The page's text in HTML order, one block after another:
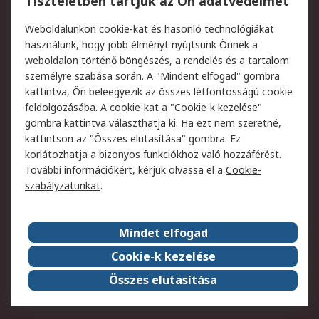
Termékvisszaküldés
Szolgáltatások
Jogi
Adatvédelmi
szabályzat
Az RS értékesítési
feltételei
Cookie szabályzat
Email biztonság
Webhelyre vonatkozó
feltételek
Weboldal felhasználói
szabályzata
Képviseletek
Rólunk
Vállalatcsoport
Karrier
Díjak és elismerések
ESG globális célok
Weboldalunkon cookie-kat és hasonló technológiákat
használunk, hogy jobb élményt nyújtsunk Önnek a
weboldalon történő böngészés, a rendelés és a tartalom
személyre szabása során. A "Mindent elfogad" gombra
kattintva, Ön beleegyezik az összes létfontosságú cookie
feldolgozásába. A cookie-kat a "Cookie-k kezelése"
gombra kattintva választhatja ki. Ha ezt nem szeretné,
kattintson az "Összes elutasítása" gombra. Ez
korlátozhatja a bizonyos funkciókhoz való hozzáférést.
További információkért, kérjük olvassa el a Cookie-
szabályzatunkat.
Mindet elfogad
Cookie-k kezelése
Összes elutasítása